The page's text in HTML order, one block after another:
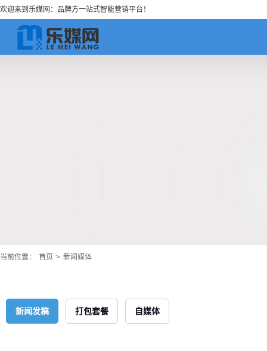
欢迎来到乐媒网：品牌方一站式智能营销平台！
当前位置： 首页 > 新闻媒体
新闻发稿 打包套餐 自媒体